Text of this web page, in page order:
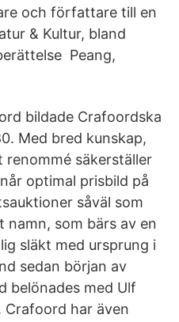
och författare till en
& Kultur, bland
Peang,
bildade Crafoordska
Med bred kunskap,
säkerställer
optimal prisbild på
såväl som
namn, som bärs av en
släkt med ursprung i
sedan början av
belönades med Ulf
Crafoord har även